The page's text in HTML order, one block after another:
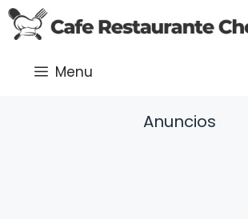
Saltar
al
Menu
Anuncios